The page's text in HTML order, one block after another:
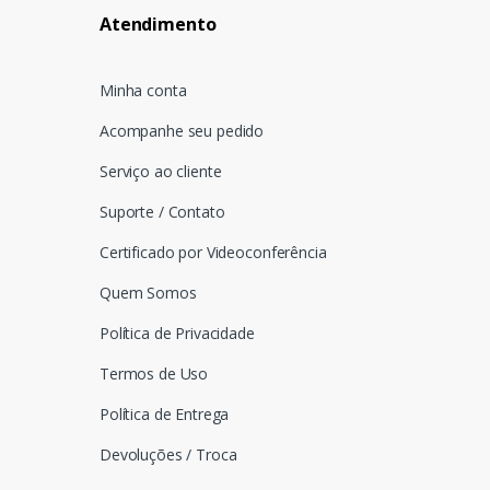
Atendimento
Minha conta
Acompanhe seu pedido
Serviço ao cliente
Suporte / Contato
Certificado por Videoconferência
Quem Somos
Política de Privacidade
Termos de Uso
Política de Entrega
Devoluções / Troca